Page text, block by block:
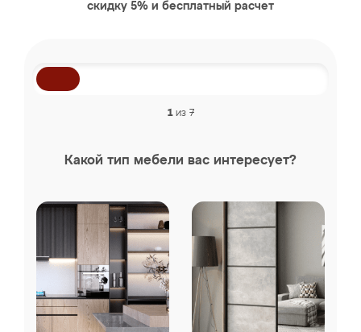
скидку 5% и бесплатный расчет
1 из 7
Какой тип мебели вас интересует?